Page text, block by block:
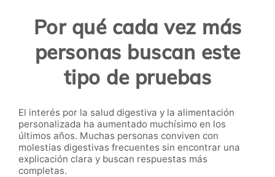
Por qué cada vez más
personas buscan este
tipo de pruebas
El interés por la salud digestiva y la alimentación
personalizada ha aumentado muchísimo en los
últimos años. Muchas personas conviven con
molestias digestivas frecuentes sin encontrar una
explicación clara y buscan respuestas más
completas.